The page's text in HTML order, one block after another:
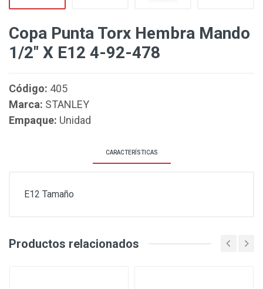
Copa Punta Torx Hembra Mando
1/2" X E12 4-92-478
Código: 405
Marca: STANLEY
Empaque: Unidad
CARACTERÍSTICAS
E12 Tamaño
Productos relacionados